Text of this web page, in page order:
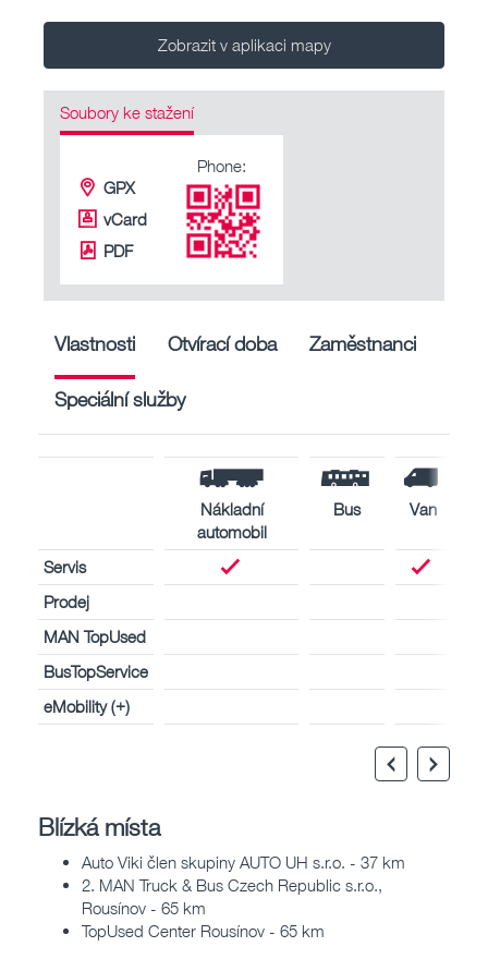
Zobrazit v aplikaci mapy
Soubory ke stažení
GPX
vCard
PDF
Phone:
Vlastnosti Otvírací doba Zaměstnanci
Speciální služby
Nákladní
automobil
Bus Van
Servis
Prodej
MAN TopUsed
BusTopService
eMobility (+)
Blízká místa
Auto Viki člen skupiny AUTO UH s.r.o. - 37 km
2. MAN Truck & Bus Czech Republic s.r.o.,
Rousínov - 65 km
TopUsed Center Rousínov - 65 km